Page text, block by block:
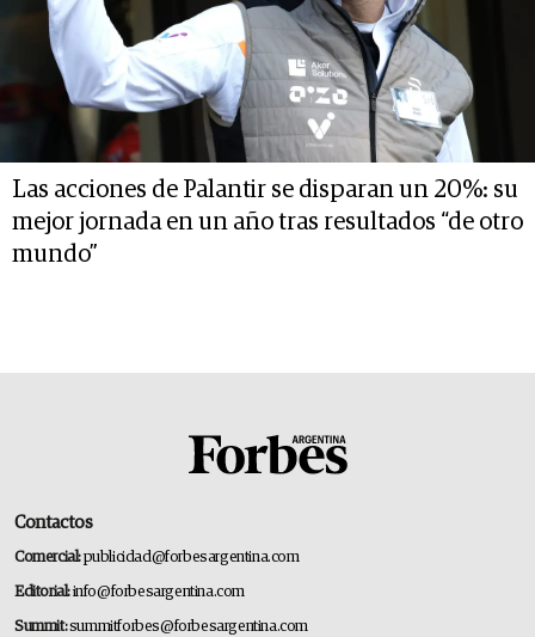
Las acciones de Palantir se disparan un 20%: su
mejor jornada en un año tras resultados “de otro
mundo”
Contactos
Comercial:publicidad@forbesargentina.com
Editorial:info@forbesargentina.com
Summit:summitforbes@forbesargentina.com